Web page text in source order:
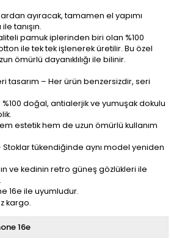
ayıracak, tamamen el yapımı
tanışın.
pamuk iplerinden biri olan %100
ile tek tek işlenerek üretilir. Bu özel
ömürlü dayanıklılığı ile bilinir.
tasarım – Her ürün benzersizdir, seri
doğal, antialerjik ve yumuşak dokulu
estetik hem de uzun ömürlü kullanım
Stoklar tükendiğinde aynı model yeniden
ve kedinin retro güneş gözlükleri ile
16e ile uyumludur.
kargo.
16e